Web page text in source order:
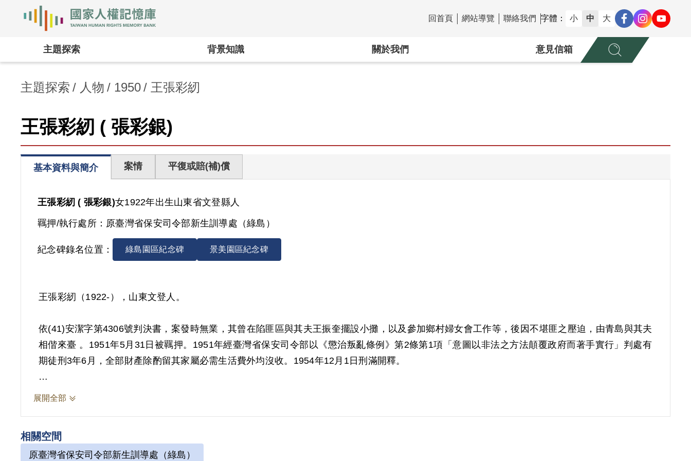
:::
回首頁 網站導覽 聯絡我們 字體： 小 中 大
主題探索 背景知識 關於我們 意見信箱
主題探索 人物 1950 王張彩紉
王張彩紉 ( 張彩銀)
基本資料與簡介 案情 平復或賠(補)償
王張彩紉 ( 張彩銀)女1922年出生山東省文登縣人
羈押/執行處所： 原臺灣省保安司令部新生訓導處（綠島）
紀念碑錄名位置： 綠島園區紀念碑 景美園區紀念碑
王張彩紉（1922-），山東文登人。
依(41)安潔字第4306號判決書，案發時無業，其曾在陷匪區與其夫王振奎擺設小攤，以及參加鄉村婦女會工作等，後因不堪匪之壓迫，由青島與其夫
相偕來臺 。1951年5月31日被羈押。1951年經臺灣省保安司令部以《懲治叛亂條例》第2條第1項「意圖以非法之方法顛覆政府而著手實行」判處有
期徒刑3年6月，全部財產除酌留其家屬必需生活費外均沒收。1954年12月1日刑滿開釋。
其於1999年12月向補償基金會提出申請，2001年11月經第2屆第12次董監事會審核通過予以補償。補償理由為原判決認定其意圖以非法之方法顛覆
2018年12月經促轉會公告撤銷判決處分。
展開全部
相關空間
原臺灣省保安司令部新生訓導處（綠島）